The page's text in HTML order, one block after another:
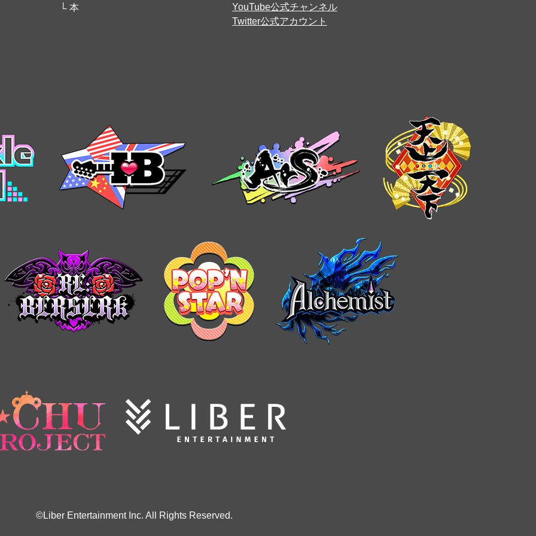
本
YouTube公式チャンネル
Twitter公式アカウント
©Liber Entertainment Inc. All Rights Reserved.